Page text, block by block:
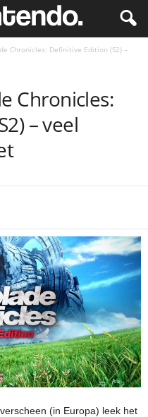
Chronicles: Definitive Edition (S2) –
Chronicles:
– veel
(in Europa) leek het